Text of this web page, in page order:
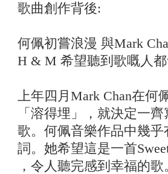
歌曲創作背後:
何佩初嘗浪漫 與Mark
H & M 希望聽到歌嘅人
上年四月Mark Chan在何
「溶得埋」，就決定一
歌。何佩音樂作品中幾
詞。她希望這是一首
，令人聽完感到幸福的歌